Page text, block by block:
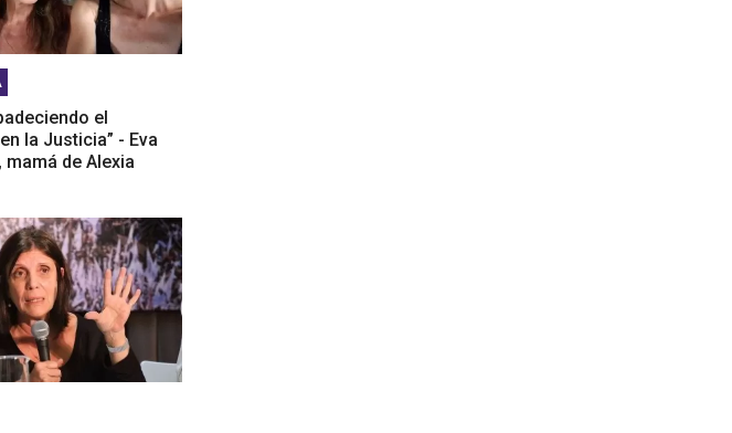
el
la Justicia” - Eva
mamá de Alexia